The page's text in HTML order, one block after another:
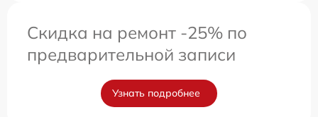
Скидка на ремонт -25% по
предварительной записи
Узнать подробнее